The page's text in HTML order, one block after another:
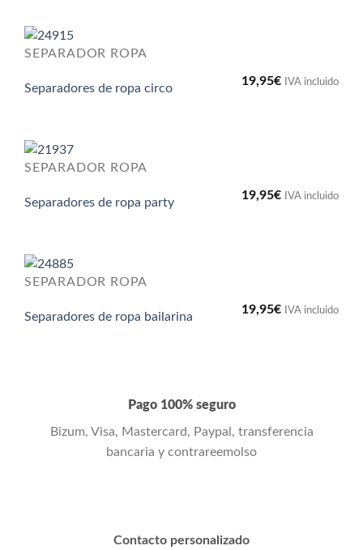
SEPARADOR ROPA
Separadores de ropa circo
19,95€ IVA incluido
SEPARADOR ROPA
Separadores de ropa party
19,95€ IVA incluido
SEPARADOR ROPA
Separadores de ropa bailarina
19,95€ IVA incluido
Pago 100% seguro
Bizum, Visa, Mastercard, Paypal, transferencia
bancaria y contrareemolso
Contacto personalizado